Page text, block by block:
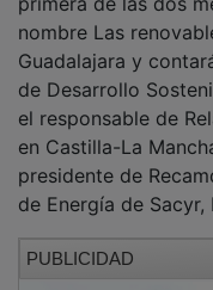
nombre Las
Guadalajara y
de Desarrollo
el responsable de
en Castilla-La
presidente de
de Energía de